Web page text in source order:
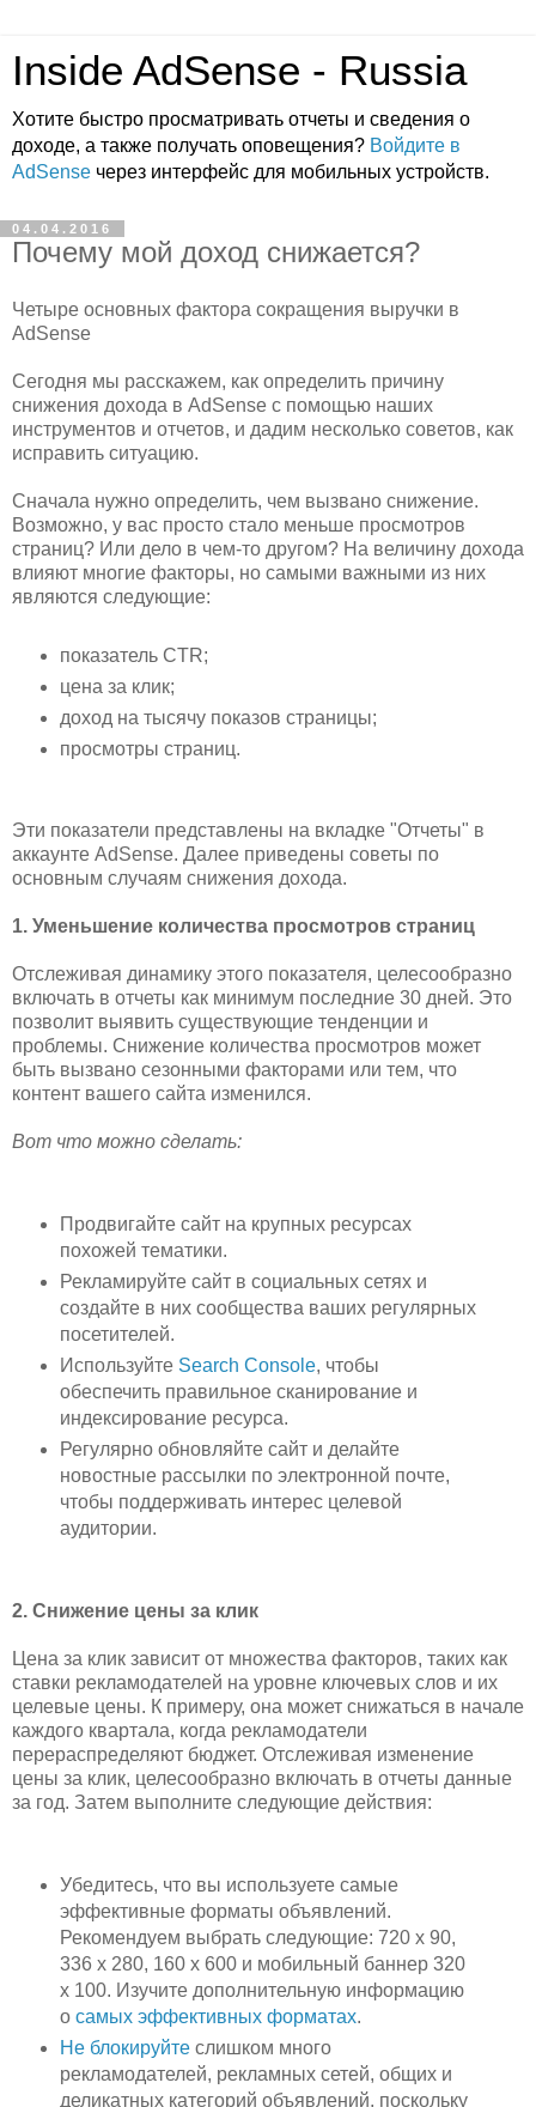
Inside AdSense - Russia
Хотите быстро просматривать отчеты и сведения о
доходе, а также получать оповещения? Войдите в
AdSense через интерфейс для мобильных устройств.
04.04.2016
Почему мой доход снижается?
Четыре основных фактора сокращения выручки в
AdSense
Сегодня мы расскажем, как определить причину
снижения дохода в AdSense с помощью наших
инструментов и отчетов, и дадим несколько советов, как
исправить ситуацию.
Сначала нужно определить, чем вызвано снижение.
Возможно, у вас просто стало меньше просмотров
страниц? Или дело в чем-то другом? На величину дохода
влияют многие факторы, но самыми важными из них
являются следующие:
показатель CTR;
цена за клик;
доход на тысячу показов страницы;
просмотры страниц.
Эти показатели представлены на вкладке "Отчеты" в
аккаунте AdSense. Далее приведены советы по
основным случаям снижения дохода.
1. Уменьшение количества просмотров страниц
Отслеживая динамику этого показателя, целесообразно
включать в отчеты как минимум последние 30 дней. Это
позволит выявить существующие тенденции и
проблемы. Снижение количества просмотров может
быть вызвано сезонными факторами или тем, что
контент вашего сайта изменился.
Вот что можно сделать:
Продвигайте сайт на крупных ресурсах
похожей тематики.
Рекламируйте сайт в социальных сетях и
создайте в них сообщества ваших регулярных
посетителей.
Используйте Search Console, чтобы
обеспечить правильное сканирование и
индексирование ресурса.
Регулярно обновляйте сайт и делайте
новостные рассылки по электронной почте,
чтобы поддерживать интерес целевой
аудитории.
2. Снижение цены за клик
Цена за клик зависит от множества факторов, таких как
ставки рекламодателей на уровне ключевых слов и их
целевые цены. К примеру, она может снижаться в начале
каждого квартала, когда рекламодатели
перераспределяют бюджет. Отслеживая изменение
цены за клик, целесообразно включать в отчеты данные
за год. Затем выполните следующие действия:
Убедитесь, что вы используете самые
эффективные форматы объявлений.
Рекомендуем выбрать следующие: 720 x 90,
336 x 280, 160 x 600 и мобильный баннер 320
x 100. Изучите дополнительную информацию
о самых эффективных форматах.
Не блокируйтеслишком много
рекламодателей, рекламных сетей, общих и
деликатных категорий объявлений, поскольку